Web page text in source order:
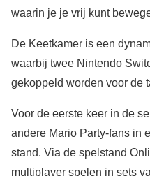
waarin je je vrij kunt
De Keetkamer is een
waarbij twee Nintendo
gekoppeld worden voor de
Voor de eerste keer in de
andere Mario Party-fans in
stand. Via de spelstand
multiplayer spelen in sets